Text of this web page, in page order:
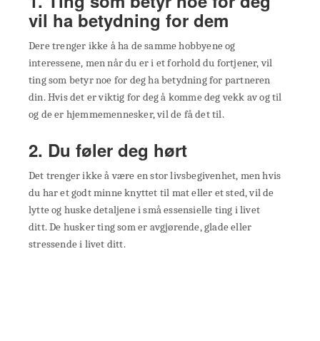
vil ha betydning for dem
Dere trenger ikke å ha de samme hobbyene og
interessene, men når du er i et forhold du fortjener, vil
ting som betyr noe for deg ha betydning for partneren
din. Hvis det er viktig for deg å komme deg vekk av og til
og de er hjemmemennesker, vil de få det til.
2. Du føler deg hørt
Det trenger ikke å være en stor livsbegivenhet, men hvis
du har et godt minne knyttet til mat eller et sted, vil de
lytte og huske detaljene i små essensielle ting i livet
ditt. De husker ting som er avgjørende, glade eller
stressende i livet ditt.